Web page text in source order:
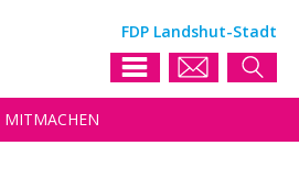
FDP Landshut-Stadt
MITMACHEN